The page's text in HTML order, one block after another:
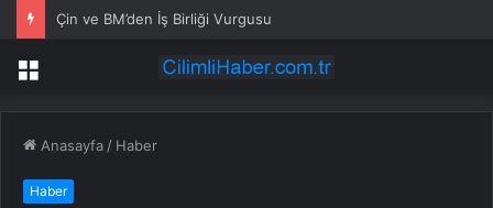
Çin ve BM’den İş Birliği Vurgusu
Menü
Anasayfa / Haber
Haber